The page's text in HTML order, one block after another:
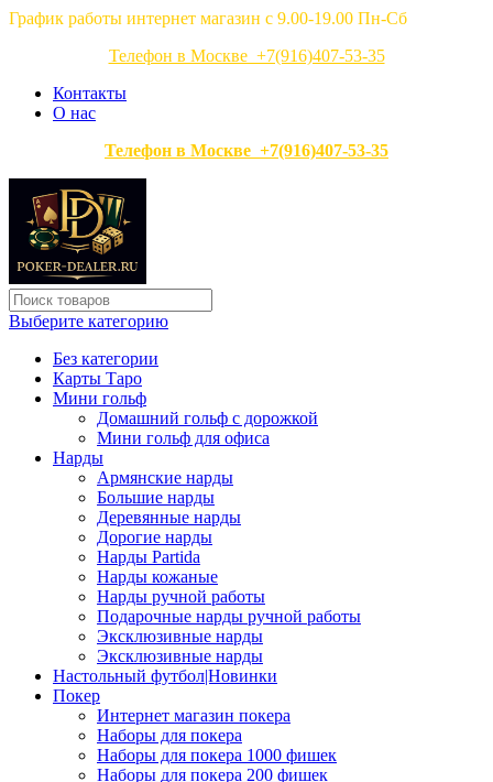
График работы интернет магазин с 9.00-19.00 Пн-Сб
Телефон в Москве +7(916)407-53-35
Контакты
О нас
Телефон в Москве +7(916)407-53-35
Выберите категорию
Без категории
Карты Таро
Мини гольф
Домашний гольф с дорожкой
Мини гольф для офиса
Нарды
Армянские нарды
Большие нарды
Деревянные нарды
Дорогие нарды
Нарды Partida
Нарды кожаные
Нарды ручной работы
Подарочные нарды ручной работы
Эксклюзивные нарды
Эксклюзивные нарды
Настольный футбол|Новинки
Покер
Интернет магазин покера
Наборы для покера
Наборы для покера 1000 фишек
Наборы для покера 200 фишек